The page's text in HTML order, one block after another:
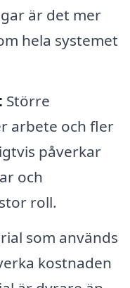
är det mer
hela systemet
Större
arbete och fler
påverkar
och
roll.
som används
kostnaden